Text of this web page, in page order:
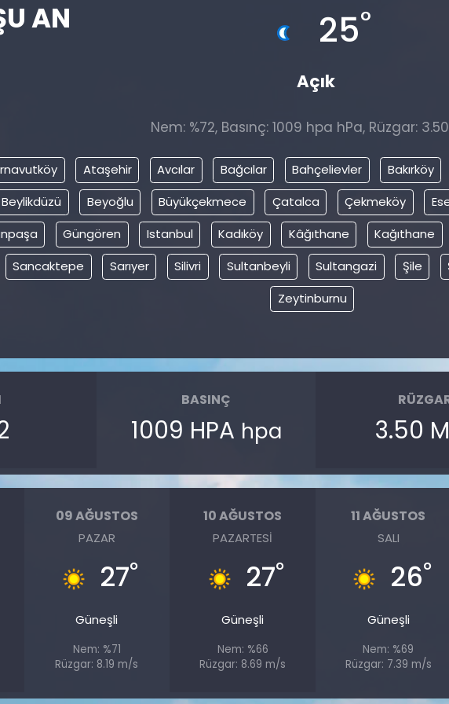
AN 25°
Açık
Nem: %72, Basınç: 1009 hpa hPa, Rüzgar:
Ataşehir Avcılar Bağcılar Bahçelievler Bakırköy
Beylikdüzü Beyoğlu Büyükçekmece Çatalca Çekmeköy
Güngören Istanbul Kadıköy Kâğıthane Kağıthane
Sancaktepe Sarıyer Silivri Sultanbeyli Sultangazi Şile
Zeytinburnu
BASINÇ
1009 HPA hpa 3.50
09 AĞUSTOS
PAZAR
27°
Güneşli
Nem: %71
Rüzgar: 8.19 m/s
10 AĞUSTOS
PAZARTESI
27°
Güneşli
Nem: %66
Rüzgar: 8.69 m/s
11 AĞUSTOS
SALI
26°
Güneşli
Nem: %69
Rüzgar: 7.39 m/s